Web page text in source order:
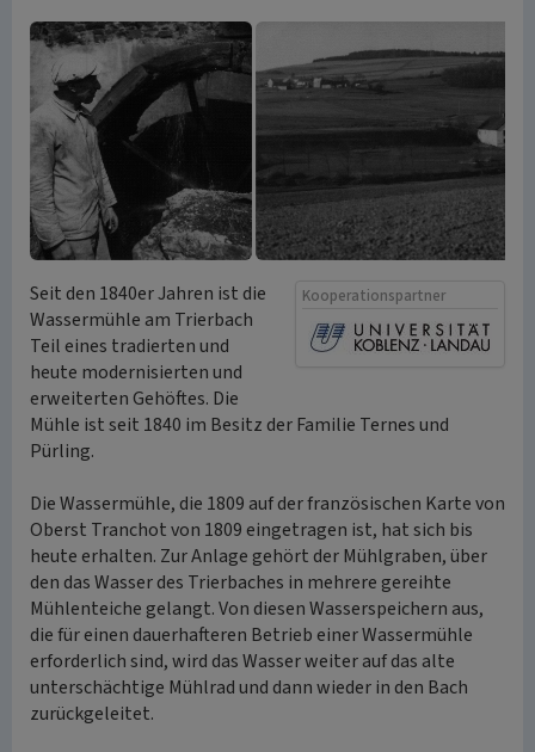
Kooperationspartner
Seit den 1840er Jahren ist die
Wassermühle am Trierbach
Teil eines tradierten und
heute modernisierten und
erweiterten Gehöftes. Die
Mühle ist seit 1840 im Besitz der Familie Ternes und
Pürling.
Die Wassermühle, die 1809 auf der französischen Karte von
Oberst Tranchot von 1809 eingetragen ist, hat sich bis
heute erhalten. Zur Anlage gehört der Mühlgraben, über
den das Wasser des Trierbaches in mehrere gereihte
Mühlenteiche gelangt. Von diesen Wasserspeichern aus,
die für einen dauerhafteren Betrieb einer Wassermühle
erforderlich sind, wird das Wasser weiter auf das alte
unterschächtige Mühlrad und dann wieder in den Bach
zurückgeleitet.